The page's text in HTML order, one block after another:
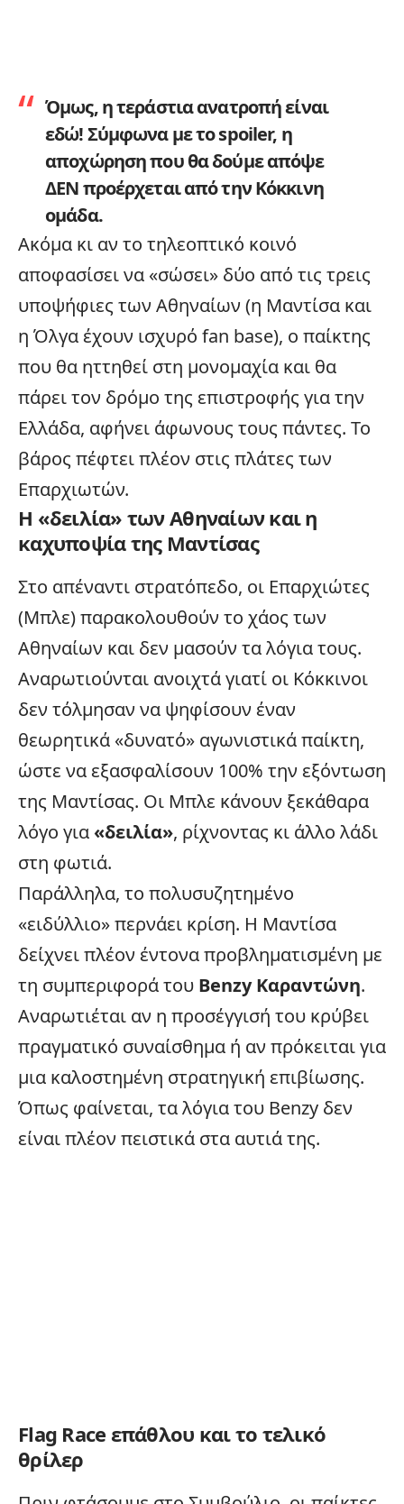
Όμως, η τεράστια ανατροπή είναι
εδώ! Σύμφωνα με τοspoiler, η
αποχώρηση που θα δούμε απόψε
ΔΕΝ προέρχεται από την Κόκκινη
ομάδα.
Ακόμα κι αν το τηλεοπτικό κοινό
αποφασίσει να «σώσει» δύο από τις τρεις
υποψήφιες των Αθηναίων (η Μαντίσα και
η Όλγα έχουν ισχυρό fan base), ο παίκτης
που θα ηττηθεί στη μονομαχία και θα
πάρει τον δρόμο της επιστροφής για την
Ελλάδα, αφήνει άφωνους τους πάντες. Το
βάρος πέφτει πλέον στις πλάτες των
Επαρχιωτών.
Η «δειλία» των Αθηναίων και η
καχυποψία της Μαντίσας
Στο απέναντι στρατόπεδο, οι Επαρχιώτες
(Μπλε) παρακολουθούν το χάος των
Αθηναίων και δεν μασούν τα λόγια τους.
Αναρωτιούνται ανοιχτά γιατί οι Κόκκινοι
δεν τόλμησαν να ψηφίσουν έναν
θεωρητικά «δυνατό» αγωνιστικά παίκτη,
ώστε να εξασφαλίσουν 100% την εξόντωση
της Μαντίσας. Οι Μπλε κάνουν ξεκάθαρα
λόγο για «δειλία», ρίχνοντας κι άλλο λάδι
στη φωτιά.
Παράλληλα, το πολυσυζητημένο
«ειδύλλιο» περνάει κρίση. Η Μαντίσα
δείχνει πλέον έντονα προβληματισμένη με
τη συμπεριφορά του Benzy Καραντώνη.
Αναρωτιέται αν η προσέγγισή του κρύβει
πραγματικό συναίσθημα ή αν πρόκειται για
μια καλοστημένη στρατηγική επιβίωσης.
Όπως φαίνεται, τα λόγια του Benzy δεν
είναι πλέον πειστικά στα αυτιά της.
Flag Race επάθλου και το τελικό
θρίλερ